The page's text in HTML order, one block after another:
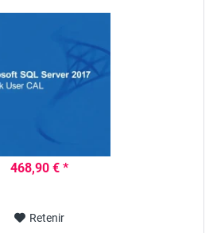
468,90 € *
Retenir